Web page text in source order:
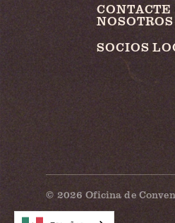
CONTACTE
NOSOTROS
SOCIOS
© 2026 Oficina de